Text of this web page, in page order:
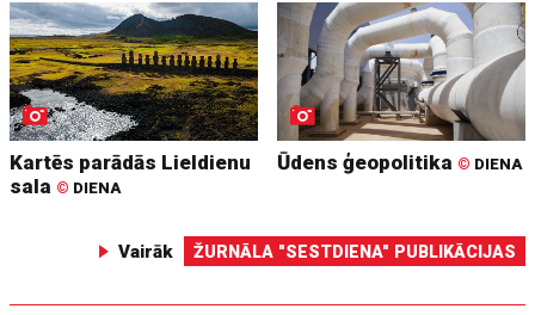
Kartēs parādās Lieldienu
sala © DIENA
Ūdens ģeopolitika © DIENA
Vairāk ŽURNĀLA "SESTDIENA" PUBLIKĀCIJAS